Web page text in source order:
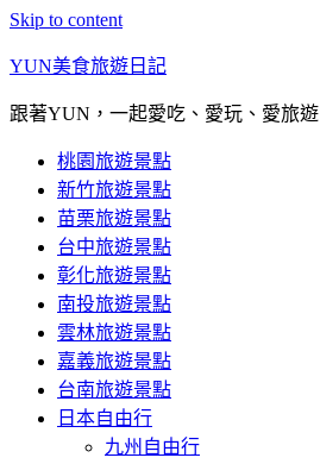
Skip to content
YUN美食旅遊日記
跟著YUN，一起愛吃、愛玩、愛旅遊
桃園旅遊景點
新竹旅遊景點
苗栗旅遊景點
台中旅遊景點
彰化旅遊景點
南投旅遊景點
雲林旅遊景點
嘉義旅遊景點
台南旅遊景點
日本自由行
九州自由行